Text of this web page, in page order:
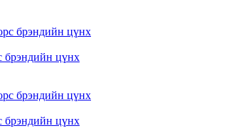
брэндийн цүнх
брэндийн цүнх